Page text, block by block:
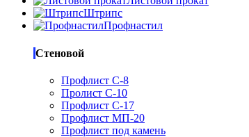
Штрипс
Профнастил
Стеновой
Профлист С-8
Пролист С-10
Профлист С-17
Профлист МП-20
Профлист под камень